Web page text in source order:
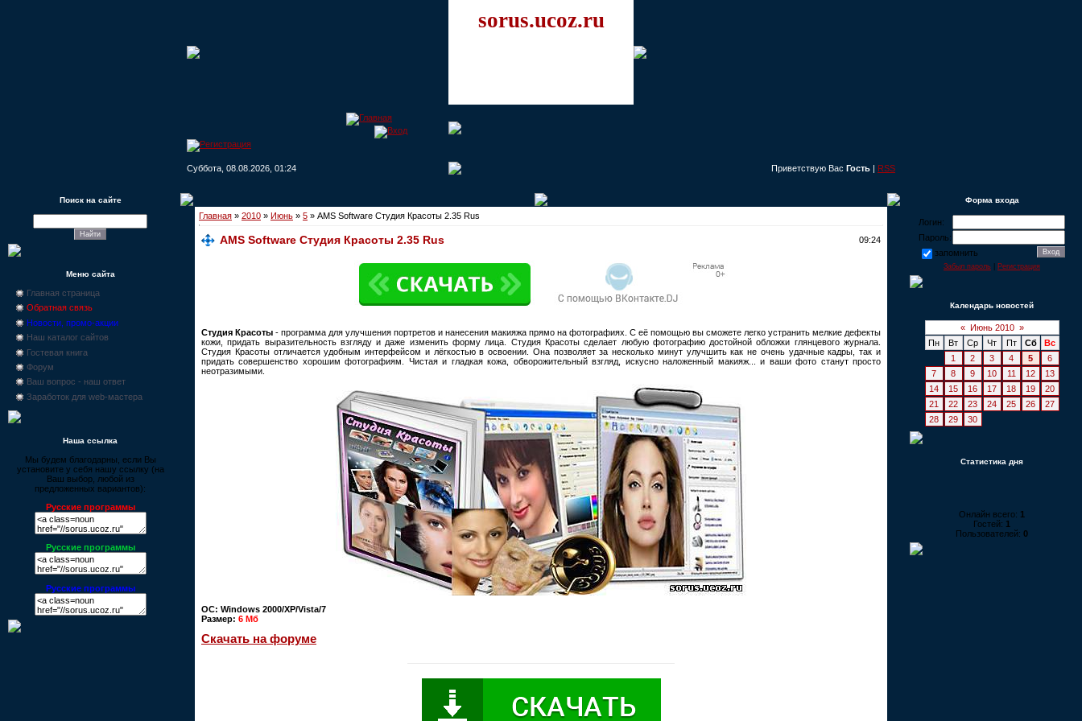
sorus.ucoz.ru
Суббота, 08.08.2026, 01:24 Приветствую Вас Гость | RSS
Поиск на сайте
Меню сайта
Главная страница
Обратная связь
Новости, промо-акции
Наш каталог сайтов
Гостевая книга
Форум
Ваш вопрос - наш ответ
Заработок для web-мастера
Наша ссылка
Мы будем благодарны, если Вы
установите у себя нашу ссылку (на
Ваш выбор, любой из
предложенных вариантов):
Русские программы
Русские программы
Русские программы
Главная » 2010 » Июнь » 5 » AMS Software Студия Красоты 2.35 Rus
AMS Software Студия Красоты 2.35 Rus 09:24
Студия Красоты - программа для улучшения портретов и нанесения макияжа прямо на фотографиях. С её помощью вы сможете легко устранить мелкие дефекты
кожи, придать выразительность взгляду и даже изменить форму лица. Студия Красоты сделает любую фотографию достойной обложки глянцевого журнала.
Студия Красоты отличается удобным интерфейсом и лёгкостью в освоении. Она позволяет за несколько минут улучшить как не очень удачные кадры, так и
придать совершенство хорошим фотографиям. Чистая и гладкая кожа, обворожительный взгляд, искусно наложенный макияж... и ваши фото станут просто
неотразимыми.
ОС: Windows 2000/XP/Vista/7
Размер: 6 Мб
Скачать на форуме
Форма входа
Логин:
Пароль:
запомнить
Забыл пароль Регистрация
Календарь новостей
« Июнь 2010 »
Пн
Вт Ср Чт Пт Сб
Вс
1
2 3 4 5
6
7
8 9 10 11 12
13
14
15 16 17 18 19
20
21
22 23 24 25 26
27
28
29 30
Статистика дня
Онлайн всего: 1
Гостей: 1
Пользователей: 0